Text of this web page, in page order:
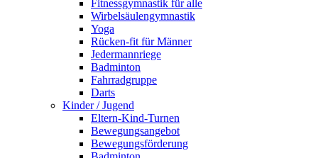
Fitnessgymnastik für alle
Wirbelsäulengymnastik
Yoga
Rücken-fit für Männer
Jedermannriege
Badminton
Fahrradgruppe
Darts
Kinder / Jugend
Eltern-Kind-Turnen
Bewegungsangebot
Bewegungsförderung